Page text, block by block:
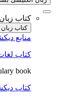
کتاب
کتاب
منابع
کتاب
book
کتاب